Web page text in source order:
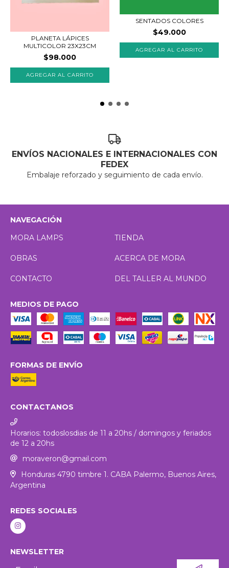
PLANETA LÁPICES
MULTICOLOR 23X23CM
$98.000
SENTADOS COLORES
$49.000
AGREGAR AL CARRITO
ENVÍOS NACIONALES E INTERNACIONALES CON
FEDEX
Embalaje reforzado y seguimiento de cada envío.
NAVEGACIÓN
MORA LAMPS
TIENDA
OBRAS ACERCA DE MORA
CONTACTO DEL TALLER AL MUNDO
MEDIOS DE PAGO
FORMAS DE ENVÍO
CONTACTANOS
Horarios: todoslosdias de 11 a 20hs / domingos y feriados
de 12 a 20hs
moraveron@gmail.com
Honduras 4790 timbre 1. CABA Palermo, Buenos Aires,
Argentina
REDES SOCIALES
NEWSLETTER